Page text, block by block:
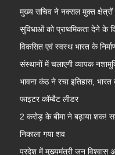
मुख्य सचिव ने नक्सल मुक्त क्षेत्रों
सुविधाओं को प्राथमिकता देने के
विकसित एवं स्वस्थ भारत के
संस्थानों में चलाएगी व्यापक
भावना कंठ ने रचा इतिहास,
फाइटर कॉम्बैट लीडर
2 करोड़ के बीमा ने बढ़ाया शक!
निकाला गया शव
प्रदेश में मुख्यमंत्री जन विश्वास